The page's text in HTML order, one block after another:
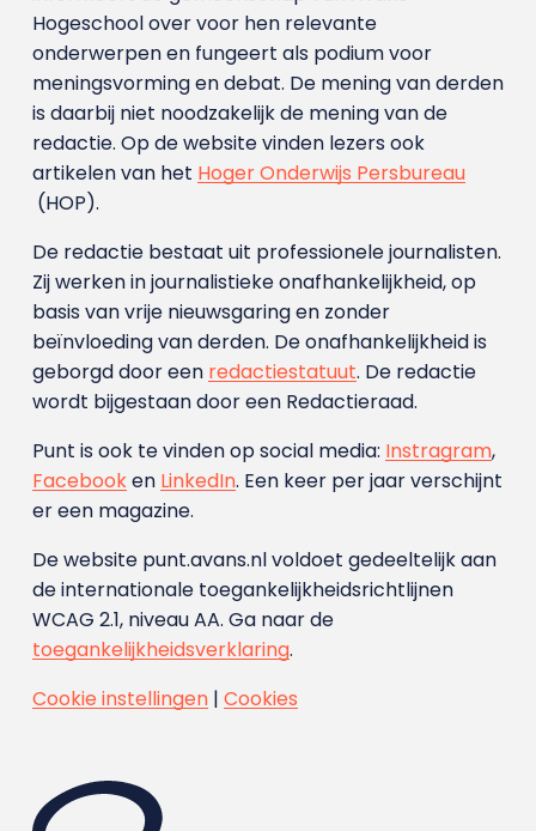
Hogeschool over voor hen relevante
onderwerpen en fungeert als podium voor
meningsvorming en debat. De mening van derden
is daarbij niet noodzakelijk de mening van de
redactie. Op de website vinden lezers ook
artikelen van het Hoger Onderwijs Persbureau
(HOP).
De redactie bestaat uit professionele journalisten.
Zij werken in journalistieke onafhankelijkheid, op
basis van vrije nieuwsgaring en zonder
beïnvloeding van derden. De onafhankelijkheid is
geborgd door een redactiestatuut. De redactie
wordt bijgestaan door een Redactieraad.
Punt is ook te vinden op social media: Instragram,
Facebooken LinkedIn. Een keer per jaar verschijnt
er een magazine.
De website punt.avans.nl voldoet gedeeltelijk aan
de internationale toegankelijkheidsrichtlijnen
WCAG 2.1, niveau AA. Ga naar de
toegankelijkheidsverklaring.
Cookie instellingen| Cookies